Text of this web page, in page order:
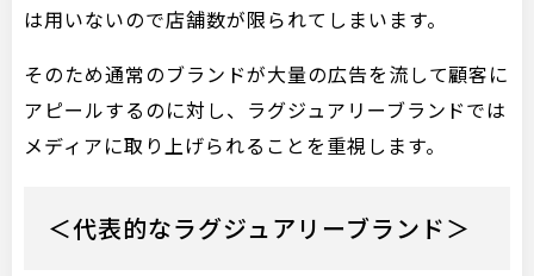
は用いないので店舗数が限られてしまいます。
そのため通常のブランドが大量の広告を流して顧客に
アピールするのに対し、ラグジュアリーブランドでは
メディアに取り上げられることを重視します。
＜代表的なラグジュアリーブランド＞